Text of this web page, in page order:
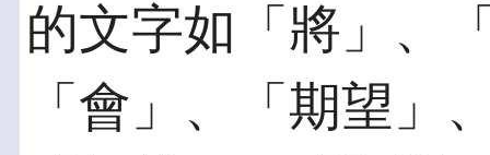
的文字如「將」、
「會」、「期望」